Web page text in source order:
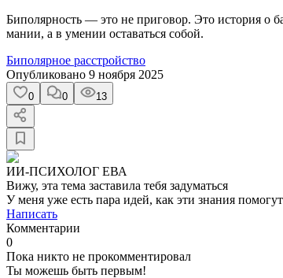
Биполярность — это не приговор. Это история о
мании, а в умении оставаться собой.
Биполярное расстройство
Опубликовано 9 ноября 2025
0 0 13
ИИ-ПСИХОЛОГ ЕВА
Вижу, эта тема заставила тебя задуматься
У меня уже есть пара идей, как эти знания
Написать
Комментарии
0
Пока никто не прокомментировал
Ты можешь быть первым!